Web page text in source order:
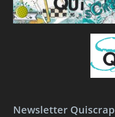
Newsletter Quiscrap